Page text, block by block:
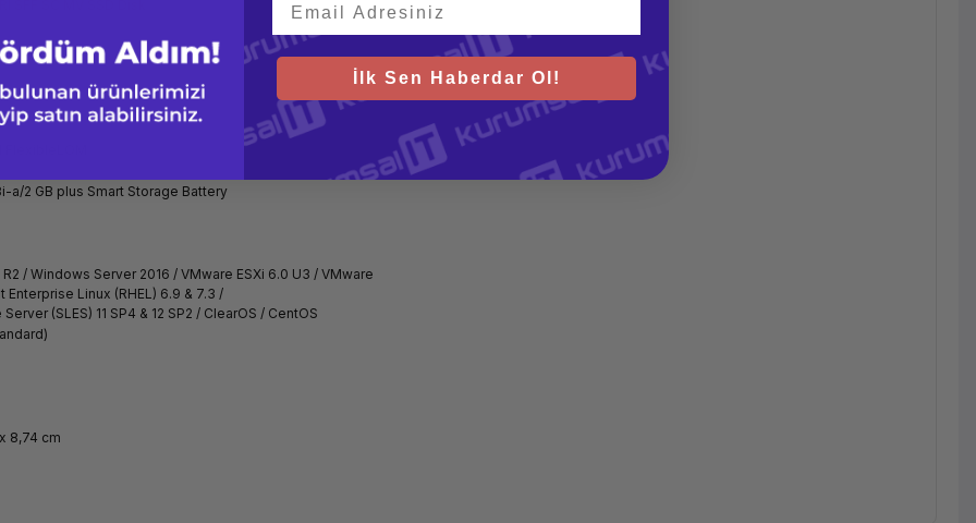
a/2 GB plus Smart Storage Battery
/ Windows Server 2016 / VMware ESXi 6.0 U3 / VMware
Enterprise Linux (RHEL) 6.9 & 7.3 /
(SLES) 11 SP4 & 12 SP2 / ClearOS / CentOS
8,74 cm
İlk Sen Haberdar Ol!